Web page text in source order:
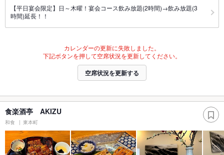
【平日宴会限定】日～木曜！宴会コース飲み放題(2時間)→飲み放題(3
時間)延長！！
カレンダーの更新に失敗しました。
下記ボタンを押して空席状況を更新してください。
空席状況を更新する
食楽酒亭 AKIZU
和食 東本町